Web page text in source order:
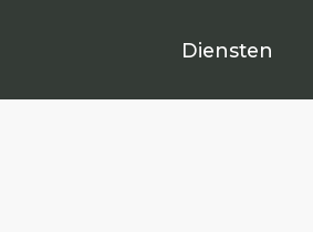
Diensten
Diensten